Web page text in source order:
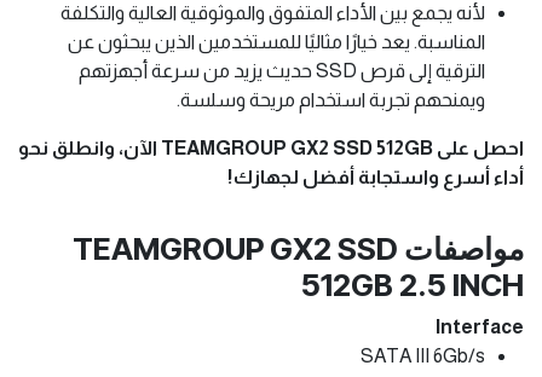
لأنه يجمع بين الأداء المتفوق والموثوقية العالية والتكلفة
المناسبة. يعد خيارًا مثاليًا للمستخدمين الذين يبحثون عن
الترقية إلى قرص SSD حديث يزيد من سرعة أجهزتهم
ويمنحهم تجربة استخدام مريحة وسلسة.
احصل على TEAMGROUP GX2 SSD 512GB الآن، وانطلق نحو
أداء أسرع واستجابة أفضل لجهازك!
مواصفات TEAMGROUP GX2 SSD
512GB 2.5 INCH
Interface
SATA III 6Gb/s